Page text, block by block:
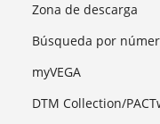
Zona de descarga
Búsqueda por
myVEGA
DTM Collection/